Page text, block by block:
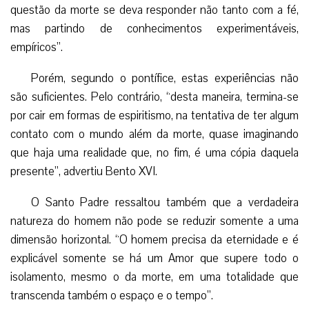
questão da morte se deva responder não tanto com a fé,
mas partindo de conhecimentos experimentáveis,
empíricos”.
Porém, segundo o pontífice, estas experiências não
são suficientes. Pelo contrário, “desta maneira, termina-se
por cair em formas de espiritismo, na tentativa de ter algum
contato com o mundo além da morte, quase imaginando
que haja uma realidade que, no fim, é uma cópia daquela
presente”, advertiu Bento XVI.
O Santo Padre ressaltou também que a verdadeira
natureza do homem não pode se reduzir somente a uma
dimensão horizontal. “O homem precisa da eternidade e é
explicável somente se há um Amor que supere todo o
isolamento, mesmo o da morte, em uma totalidade que
transcenda também o espaço e o tempo”.